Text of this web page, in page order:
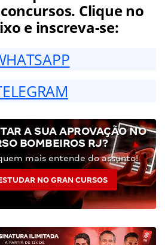
Clique no
e inscreva-se:
A SUA APROVAÇÃO NO
BOMBEIROS RJ?
mais entende do assunto!
NO GRAN CURSOS